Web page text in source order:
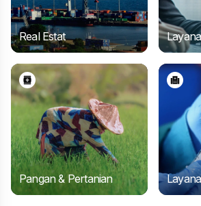
Infrastruktur
Pusat Data
Real Estat
Kawasan
Ekonomi
Real
Estat
Pangan & Pertanian